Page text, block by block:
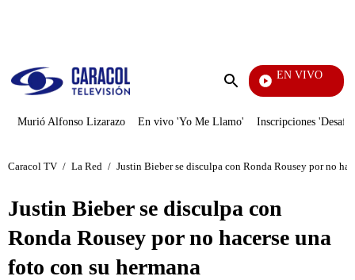
Enviar
EN VIVO
Televentas
Murió Alfonso Lizarazo En vivo 'Yo Me Llamo' Inscripciones
Caracol TV / La Red / Justin Bieber se disculpa con Ronda Rousey por no
Justin Bieber se disculpa con
Ronda Rousey por no hacerse una
foto con su hermana